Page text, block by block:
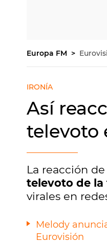
Europa FM
IRONÍA
Así
televoto
La reacción de
televoto de la
virales en
Melody
Eurovisión